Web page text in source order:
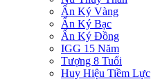
Ấn Ký Vàng
Ấn Ký Bạc
Ấn Ký Đồng
IGG 15 Năm
Tượng 8 Tuổi
Huy Hiệu Tiềm Lực